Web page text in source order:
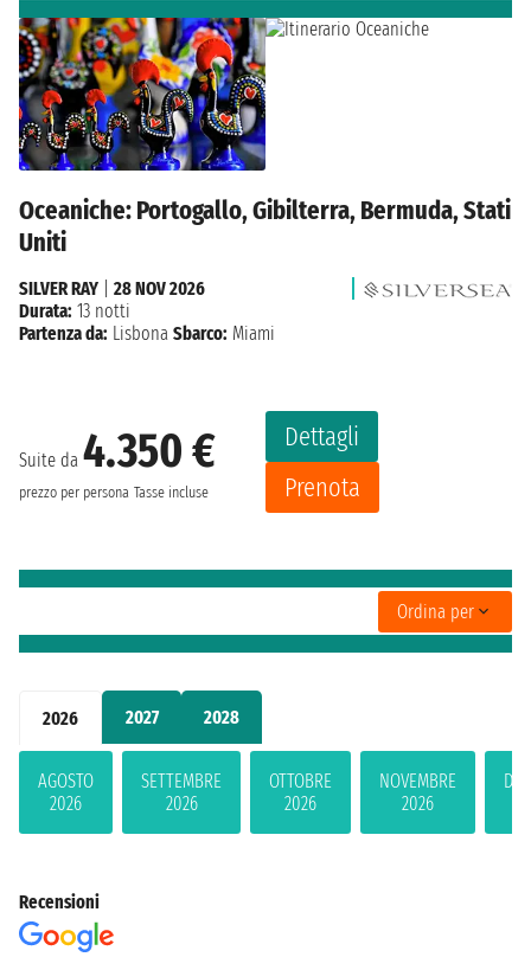
2026 2027 2028
AGOSTO
2026
SETTEMBRE
2026
OTTOBRE
2026
NOVEMBRE
2026
Oceaniche: Portogallo, Gibilterra, Bermuda, Stati
Uniti
Suite da 4.350 €
prezzo per persona Tasse incluse
Dettagli
Prenota
SILVER RAY
28 NOV 2026
Durata: 13 notti
Partenza da: Lisbona Sbarco: Miami
Ordina per
Recensioni